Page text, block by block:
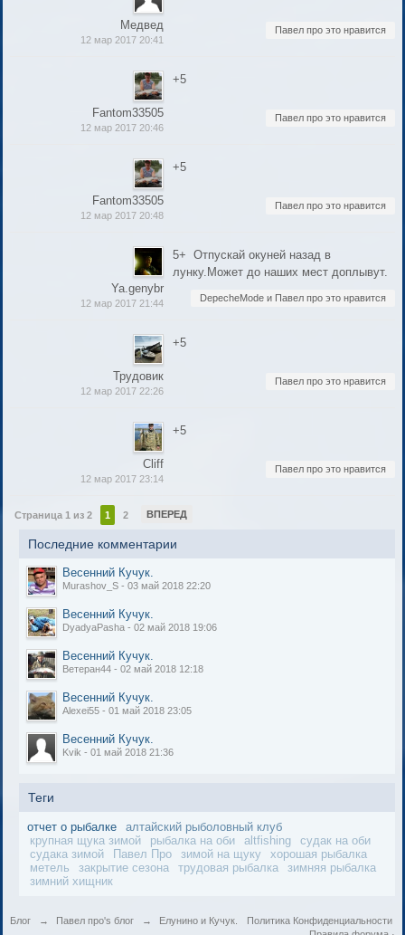
Медвед
12 мар 2017 20:41
Павел про это нравится
Fantom33505
12 мар 2017 20:46
+5
Павел про это нравится
Fantom33505
12 мар 2017 20:48
+5
Павел про это нравится
Ya.genybr
12 мар 2017 21:44
5+ Отпускай окуней назад в
лунку.Может до наших мест доплывут.
DepecheMode и Павел про это нравится
Трудовик
12 мар 2017 22:26
+5
Павел про это нравится
Cliff
12 мар 2017 23:14
+5
Павел про это нравится
Страница 1 из 2 1 2 ВПЕРЕД
Последние комментарии
Весенний Кучук.
Murashov_S - 03 май 2018 22:20
Весенний Кучук.
DyadyaPasha - 02 май 2018 19:06
Весенний Кучук.
Ветеран44 - 02 май 2018 12:18
Весенний Кучук.
Alexei55 - 01 май 2018 23:05
Весенний Кучук.
Kvik - 01 май 2018 21:36
Теги
отчет о рыбалке
алтайский рыболовный клуб
крупная щука зимой
рыбалка на оби altfishing
судак на оби
судака зимой
Павел Про зимой на щуку
хорошая рыбалка
метель
закрытие сезона трудовая рыбалка
зимняя рыбалка
зимний хищник
Блог → Павел про's блог → Елунино и Кучук.
Политика Конфиденциальности